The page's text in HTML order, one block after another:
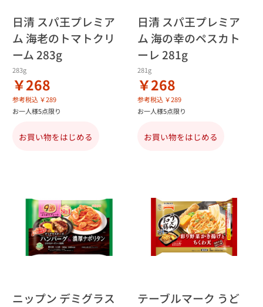
日清 スパ王プレミア
ム 海老のトマトクリ
ーム 283g
283g
￥268
参考税込 ￥289
お一人様5点限り
お買い物をはじめる
日清 スパ王プレミア
ム 海の幸のペスカト
ーレ 281g
281g
￥268
参考税込 ￥289
お一人様5点限り
お買い物をはじめる
ニップン デミグラス
テーブルマーク うど